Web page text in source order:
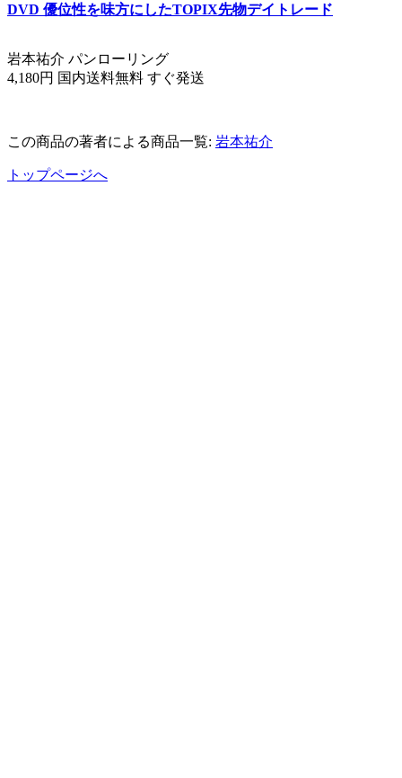
DVD 優位性を味方にしたTOPIX先物デイトレード
岩本祐介 パンローリング
4,180円 国内送料無料 すぐ発送
この商品の著者による商品一覧: 岩本祐介
トップページへ